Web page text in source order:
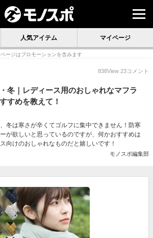
人気アイテム マイページ
ージはプロモーションを含みます
838View 23コメント
冬｜レディース用のおしゃれなマフラ
すめを教えて！
冬は寒さが辛くてゴルフに集中できません！防寒
が欲しいと思っているのですが、何かおすすめは
向けのおしゃれなものだと嬉しいです！
モノスポ編集部